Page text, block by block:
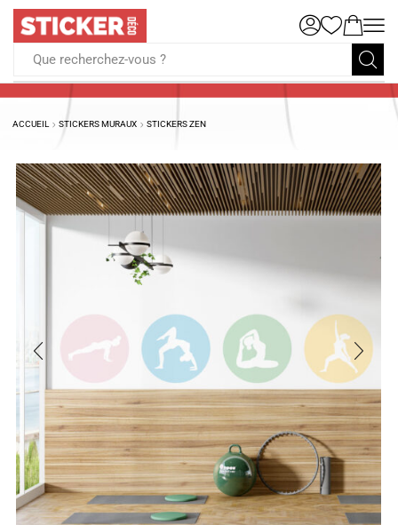
Que recherchez-vous ?
ACCUEIL STICKERS MURAUX STICKERS ZEN